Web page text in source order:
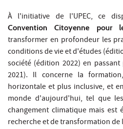
À l'initiative de l'UPEC, ce
Convention Citoyenne pour
transformer en profondeur les
conditions de vie et d'études
société (édition 2022) en
2021). Il concerne la
horizontale et plus inclusive, et
monde d'aujourd'hui, tel que
changement climatique mais est
recherche et de transformation de